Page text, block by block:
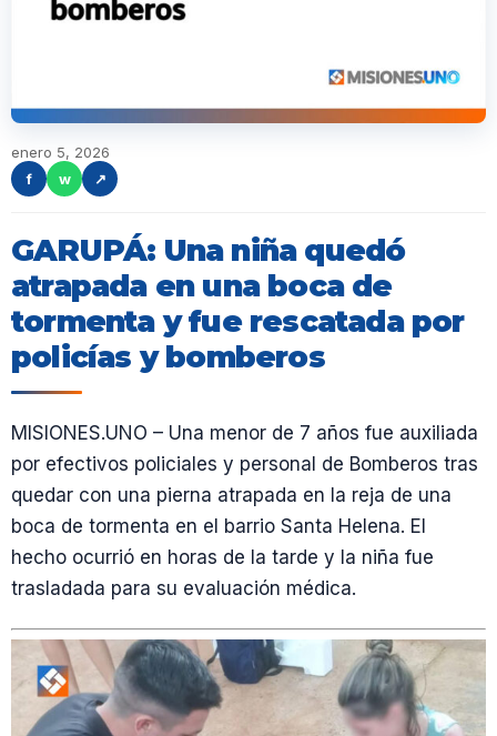
enero 5, 2026
f
w ↗
GARUPÁ: Una niña quedó
atrapada en una boca de
tormenta y fue rescatada por
policías y bomberos
MISIONES.UNO – Una menor de 7 años fue auxiliada
por efectivos policiales y personal de Bomberos tras
quedar con una pierna atrapada en la reja de una
boca de tormenta en el barrio Santa Helena. El
hecho ocurrió en horas de la tarde y la niña fue
trasladada para su evaluación médica.